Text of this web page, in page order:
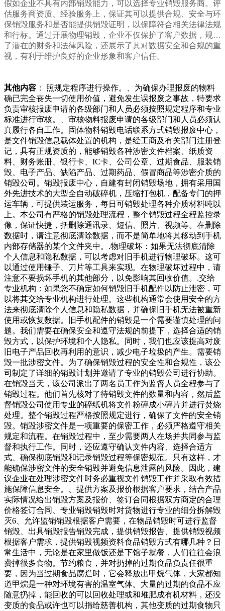
假如企业不具有内部销毁能力，可以选择专业销毁服务商。评
估服务商资质、经验服务上，保证其可以提供合规、安全与环
保销毁服务和是否能提供销毁证明，以保障符合相关法律法规
和行标。通过开展物理销毁，企业不仅保护了客户数据，规避
了潜在的财务和法律风险，还展示了其对数据安全和合规的重
视，有利于维护良好的企业形象和客户信任。
其他内容 ： 照规定程序进行操作。、为确保办理报废的物料
确已完全丧失一切使用价值，避免发生误报废之事故，特要求
负责审核报废申请的各级部门和人员必须按照规定程序和专业
标准进行审核。、审核物料报废申请的各级部门和人员必须认
真履行各自工作。固体物料销毁电话联系方式销毁报废中心，
是文件销毁信息载体处置的机构，是经工商及有关部门注册登
记，具有正规资质的，能够销毁各种涉密文件档案、纸质资
料、财务账册、银行卡、IC卡、公司公章、过期食品、服装销
毁、电子产品、缺陷产品、过期药品、假冒商品等涉密介质的
销毁公司。销毁报废中心，自建有封闭销毁场地，拥有采用国
外先进技术的大型全自动破碎机，压缩打包机，配备专门的押
运车辆，可提供装运服务，每日可销毁处理各种介质材料吨以
上。本公司有严格的销毁处理流程，整个销毁过程全程监控录
像，保证快捷，括删除通讯录、短信、照片、视频等。在删除
数据时，请注意彻底清除数据，而不是简单地将其移动到手机
内部存储器的某个文件夹中。.物理破坏：如果无法彻底清除
个人信息和隐私数据，可以考虑对旧手机进行物理破坏。这可
以通过使用锤子、刀片等工具来实现。在物理破坏过程中，请
注意不要损坏手机的其他部分，以免影响其回收价值。.交给
专业机构：如果您不确定如何销毁旧手机配件以防止泄密，可
以将其交给专业机构进行处理。这些机构通常会使用安全的方
法来彻底清除个人信息和隐私数据，并确保旧手机无法被重新
使用或恢复数据。旧手机配件的销毁是一个需要谨慎处理的问
题。我们需要在确保安全和遵守法规的前提下，选择合适的销
毁方式，以保护环境和个人隐私。同时，我们也应该提高对废
旧电子产品回收再利用的意识，减少电子垃圾的产生。需要销
毁一批涉密文件。为了确保销毁过程的安全性和合规性，该公
司制定了详细的销毁计划并邀请了专业的销毁公司进行协助。
在销毁当天，该公司派出了两名员工作为监督人员全程参与了
销毁过程。他们首先核对了待销毁文件的数量和内容，然后监
督销毁公司使用专业的碎纸机将文件粉碎成小碎片并进行焚烧
处理。整个销毁过程严格按照规定进行，确保了文件的安全销
毁。销毁涉密文件是一项重要的保密工作，必须严格遵守相关
规定和流程。在销毁过程中，至少需要两人在场并共同参与监
督和执行工作。同时，还应遵守确认文件内容、选择合适方
式、确保彻底销毁和记录销毁过程等保密规范。只有这样，才
能确保涉密文件的安全销毁并避免信息泄露的风险。因此，建
议企业在处理涉密文件时务必重视文件销毁工作并采取有效措
施保障信息安全。、提供方案及报价根据客户要求，结合产品
实际情况给出销毁方案及报价、签订合同根据双方商定的合理
价格签订合同、专业销毁销毁时对货物进行专业的细分拆解毁
灭6、允许监销销毁根据客户需要，在物品销毁时可进行监督
销毁、出具销毁报告销毁完成，提供销毁报告、提供销毁视频
根据客户需求，提供销毁视频资料食品销毁方式有哪几种？日
常生活中，无论是在家里做饭还是下馆子就餐，人们往往会浪
费掉很多食物。节约粮食，并对扔掉的过期食品负责任很重
要，因为当过期食品腐烂时，它会释放出甲烷气体，大家都知
道甲烷是一种对环境有害的温室气体。大量的过期的食品不应
随意扔掉，能回收的可以回收处理或和堆肥成有机材料，还没
变质的食品或许也可以捐给慈善机构，其他变质的过期食物只